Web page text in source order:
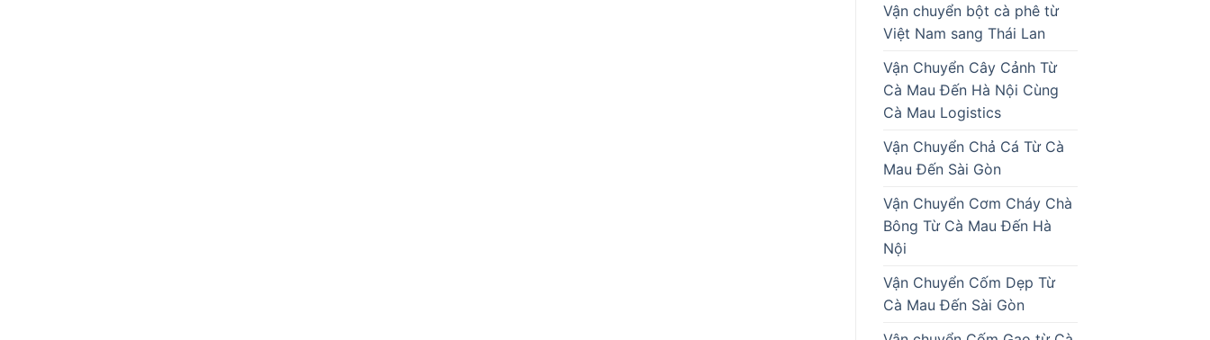
Vận chuyển bột cà phê từ
Việt Nam sang Thái Lan
Vận Chuyển Cây Cảnh Từ
Cà Mau Đến Hà Nội Cùng
Cà Mau Logistics
Vận Chuyển Chả Cá Từ Cà
Mau Đến Sài Gòn
Vận Chuyển Cơm Cháy Chà
Bông Từ Cà Mau Đến Hà
Nội
Vận Chuyển Cốm Dẹp Từ
Cà Mau Đến Sài Gòn